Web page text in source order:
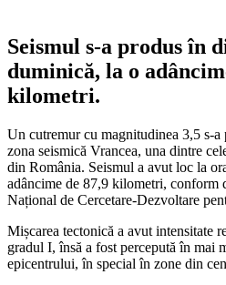
Seismul s-a produs în
duminică, la o
kilometri.
Un cutremur cu magnitudinea 3,5 s-a produs duminică dimineață în
zona seismică Vrancea, una dintre
din România. Seismul a avut loc la
adâncime de 87,9 kilometri, conform
Național de Cercetare-Dezvoltare
Mișcarea tectonică a avut intensitate
gradul I, însă a fost percepută în mai
epicentrului, în special în zone din